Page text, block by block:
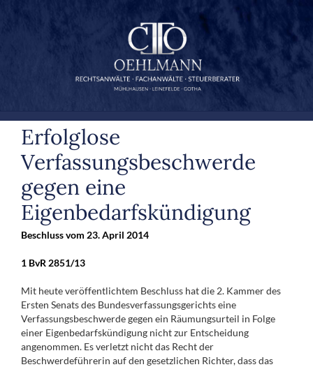
Erfolglose
Verfassungsbeschwerde
gegen eine
Eigenbedarfskündigung
Beschluss vom 23. April 2014
1 BvR 2851/13
Mit heute veröffentlichtem Beschluss hat die 2. Kammer des
Ersten Senats des Bundesverfassungsgerichts eine
Verfassungsbeschwerde gegen ein Räumungsurteil in Folge
einer Eigenbedarfskündigung nicht zur Entscheidung
angenommen. Es verletzt nicht das Recht der
Beschwerdeführerin auf den gesetzlichen Richter, dass das